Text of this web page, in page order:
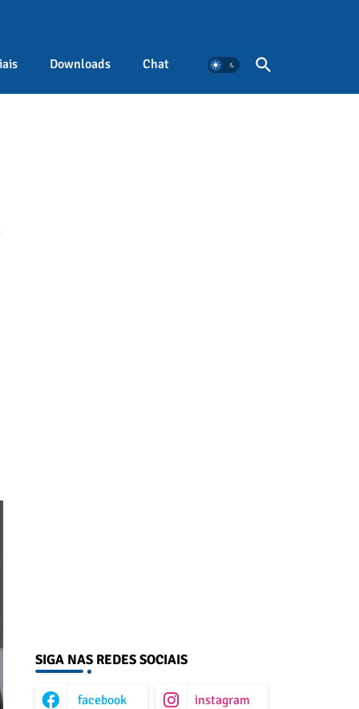
Downloads Chat
SIGA NAS REDES SOCIAIS
facebook instagram